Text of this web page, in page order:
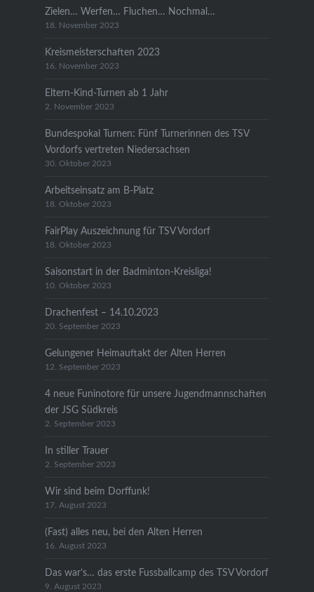
Zielen… Werfen… Fluchen… Nochmal…
18. November 2023
Kreismeisterschaften 2023
16. November 2023
Eltern-Kind-Turnen ab 1 Jahr
2. November 2023
Bundespokal Turnen: Fünf Turnerinnen des TSV
Vordorfs vertreten Niedersachsen
30. Oktober 2023
Arbeitseinsatz am B-Platz
18. Oktober 2023
FairPlay Auszeichnung für TSV Vordorf
18. Oktober 2023
Saisonstart in der Badminton-Kreisliga!
10. Oktober 2023
Drachenfest – 14.10.2023
20. September 2023
Gelungener Heimauftakt der Alten Herren
12. September 2023
4 neue Funinotore für unsere Jugendmannschaften
der JSG Südkreis
2. September 2023
In stiller Trauer
2. September 2023
Wir sind beim Dorffunk!
17. August 2023
(Fast) alles neu, bei den Alten Herren
16. August 2023
Das war’s… das erste Fussballcamp des TSV Vordorf
9. August 2023